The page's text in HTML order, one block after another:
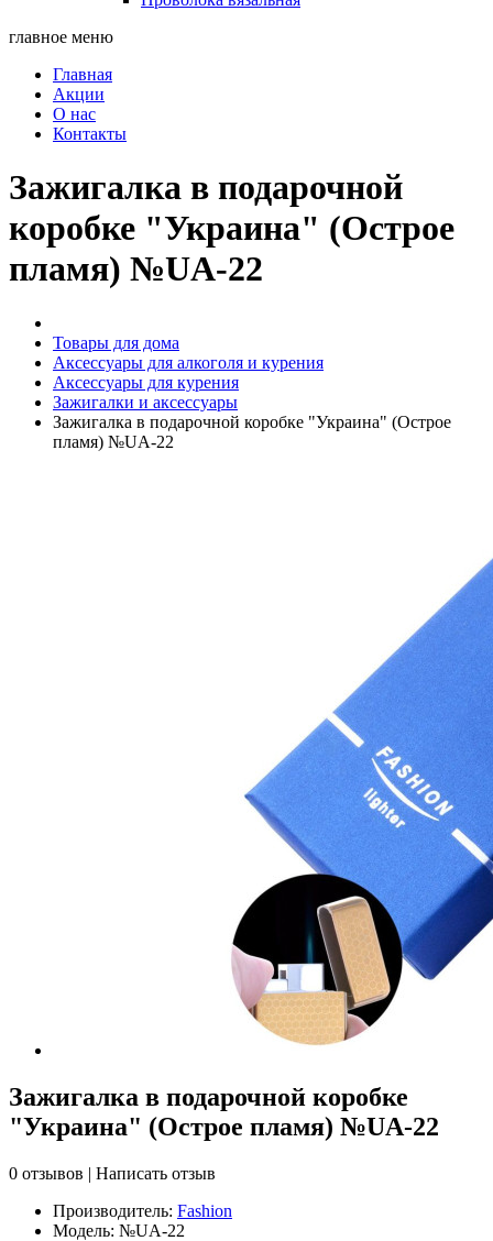
главное меню
Главная
Акции
О нас
Контакты
Зажигалка в подарочной
коробке "Украина" (Острое
пламя) №UA-22
Товары для дома
Аксессуары для алкоголя и курения
Аксессуары для курения
Зажигалки и аксессуары
Зажигалка в подарочной коробке "Украина" (Острое
пламя) №UA-22
Зажигалка в подарочной коробке
"Украина" (Острое пламя) №UA-22
0 отзывов | Написать отзыв
Производитель: Fashion
Модель: №UA-22